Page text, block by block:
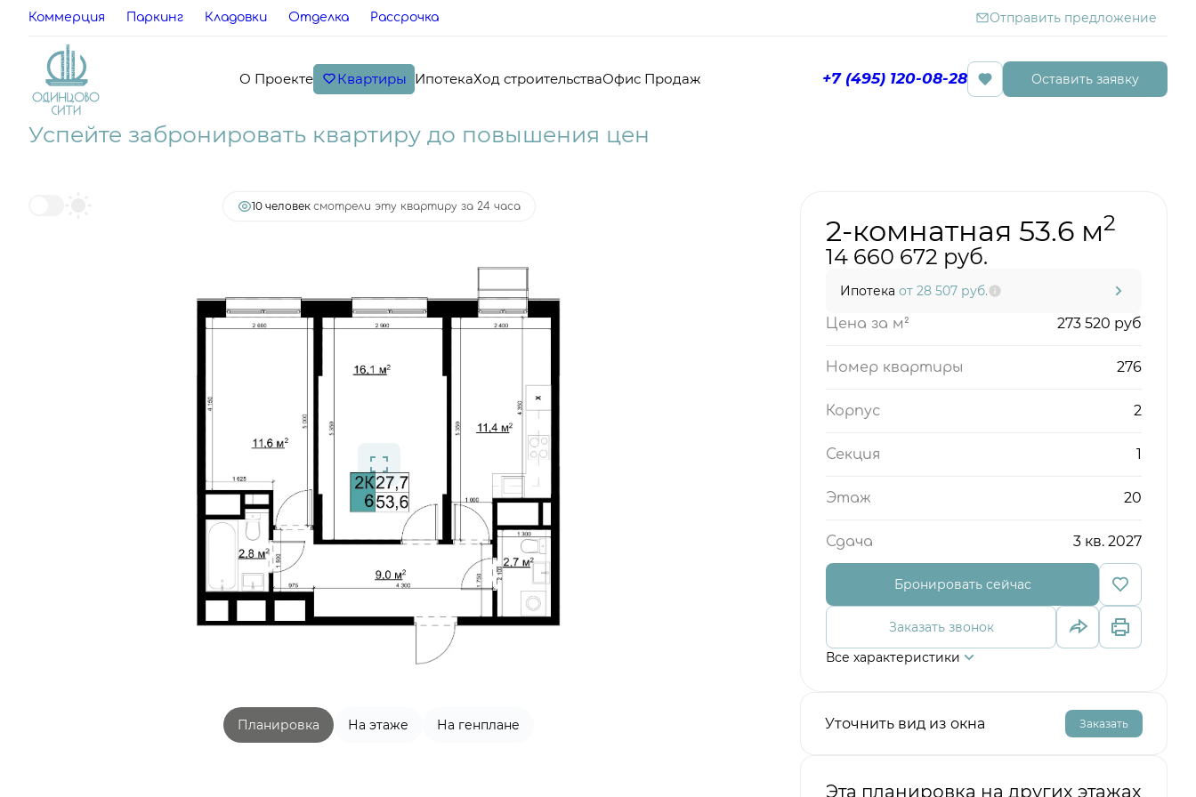
Коммерция Паркинг Кладовки Отделка Рассрочка Отправить предложение
О Проекте Квартиры ИпотекаХод строительстваОфис Продаж +7 (495) 120-08-28 Оставить заявку
Успейте забронировать квартиру до повышения цен
2-комнатная
10 человек смотрели эту квартиру за 24 часа
Планировка На этаже На генплане
2-комнатная 53.6 м2
14 660 672 руб.
Ипотека от 28 507 руб.
Цена за м² 273 520 руб
Номер квартиры 276
Корпус 2
Секция 1
Этаж 20
Сдача 3 кв. 2027
Бронировать сейчас
Заказать звонок
Все характеристики
Уточнить вид из окна Заказать
Эта планировка на других этажах